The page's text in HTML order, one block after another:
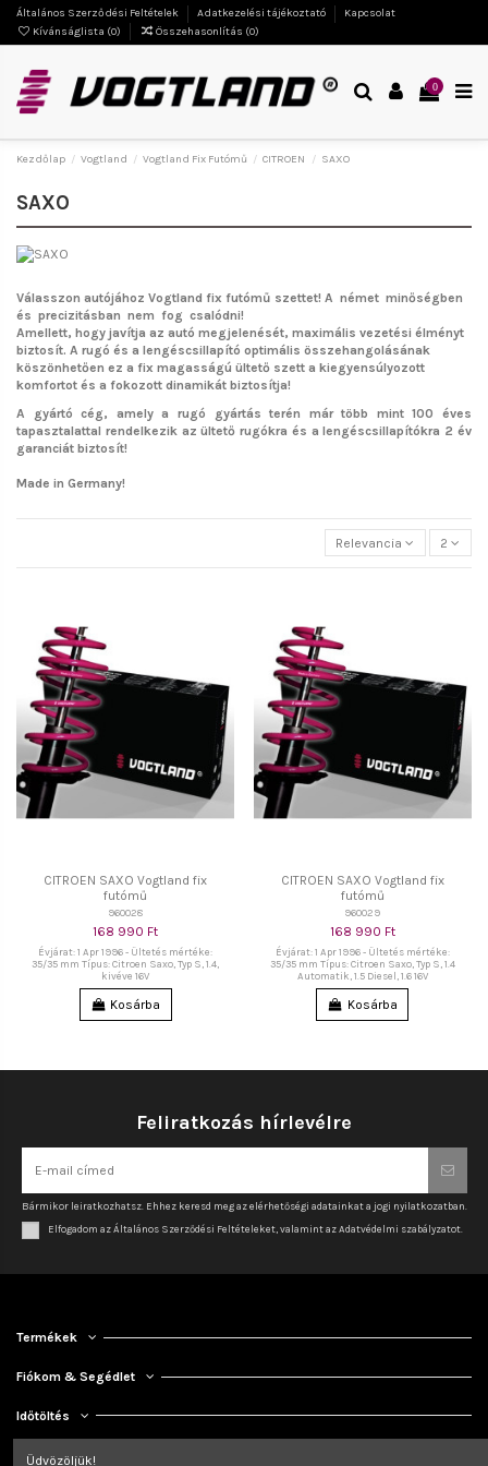
Általános Szerződési Feltételek Adatkezelési tájékoztató
Kapcsolat
Kívánságlista (0) Összehasonlítás (0)
0
Kezdőlap Vogtland Vogtland Fix Futómű CITROEN SAXO
SAXO
Válasszon autójához Vogtland fix futómű szettet! A német minőségben
és precizitásban nem fog csalódni!
Amellett, hogy javítja az autó megjelenését, maximális vezetési élményt
biztosít. A rugó és a lengéscsillapító optimális összehangolásának
köszönhetően ez a fix magasságú ültető szett a kiegyensúlyozott
komfortot és a fokozott dinamikát biztosítja!
A gyártó cég, amely a rugó gyártás terén már több mint 100 éves
tapasztalattal rendelkezik az ültető rugókra és a lengéscsillapítókra 2 év
garanciát biztosít!
Made in Germany!
Relevancia 2
CITROEN SAXO Vogtland fix
futómű
960028
168 990 Ft
Évjárat: 1 Apr 1996 - Ültetés mértéke:
35/35 mm Típus: Citroen Saxo, Typ S, 1.4,
kivéve 16V
Kosárba
CITROEN SAXO Vogtland fix
futómű
960029
168 990 Ft
Évjárat: 1 Apr 1996 - Ültetés mértéke:
35/35 mm Típus: Citroen Saxo, Typ S, 1.4
Automatik, 1.5 Diesel, 1.6 16V
Kosárba
Feliratkozás hírlevélre
Bármikor leiratkozhatsz. Ehhez keresd meg az elérhetőségi adatainkat a jogi nyilatkozatban.
Elfogadom az Általános Szerződési Feltételeket, valamint az Adatvédelmi szabályzatot.
Termékek
Fiókom & Segédlet
Időtöltés
Kapcsolat
Üdvözöljük!